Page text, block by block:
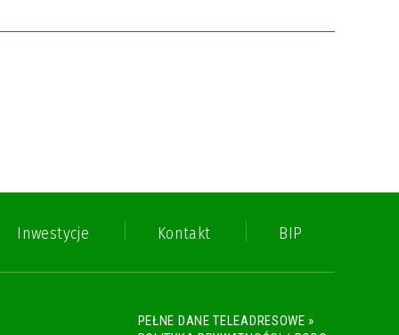
Inwestycje Kontakt BIP
PEŁNE DANE TELEADRESOWE »